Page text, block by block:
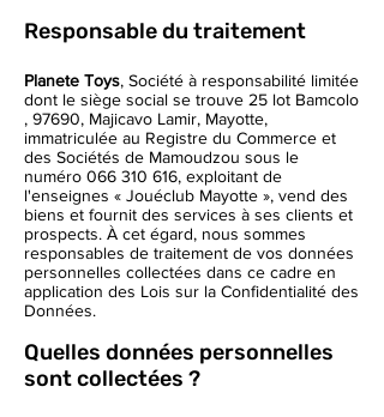
Responsable du traitement
Planete Toys, Société à responsabilité limitée
dont le siège social se trouve 25 lot Bamcolo
, 97690, Majicavo Lamir, Mayotte,
immatriculée au Registre du Commerce et
des Sociétés de Mamoudzou sous le
numéro 066 310 616, exploitant de
l'enseignes « Jouéclub Mayotte », vend des
biens et fournit des services à ses clients et
prospects. À cet égard, nous sommes
responsables de traitement de vos données
personnelles collectées dans ce cadre en
application des Lois sur la Confidentialité des
Données.
Quelles données personnelles
sont collectées ?